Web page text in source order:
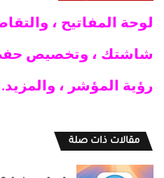
لوحة المفاتيح ،
شاشتك ، وتخصيص حفظ
رؤية المؤشر ، والمزيد.
مقالات ذات صلة